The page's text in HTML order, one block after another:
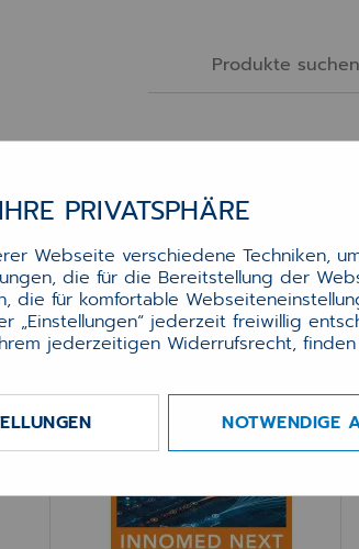
Arztsysteme Österreich
INNOMED Module zur
INNOMED NEXT in
INNO NEXT
PRIVATSPHÄRE
Webseite verschiedene Techniken,
die für die Bereitstellung der
die für komfortable
„Einstellungen“ jederzeit freiwillig
jederzeitigen Widerrufsrecht,
NOTWENDIGE